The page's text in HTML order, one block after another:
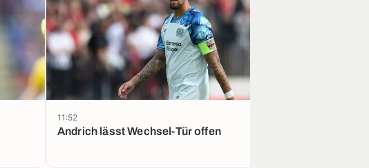
Andrich lässt Wechsel-Tür offen
11:52